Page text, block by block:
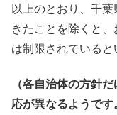
以上のとおり、千
きたことを除くと
は制限されていると
（各自治体の方針
応が異なるようです